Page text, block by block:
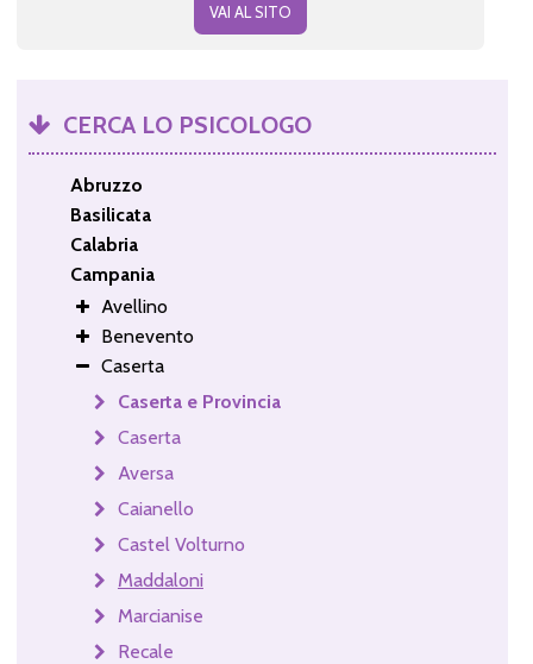
VAI AL SITO
CERCA LO PSICOLOGO
Abruzzo
Basilicata
Calabria
Campania
Avellino
Benevento
Caserta
Caserta e Provincia
Caserta
Aversa
Caianello
Castel Volturno
Maddaloni
Marcianise
Recale